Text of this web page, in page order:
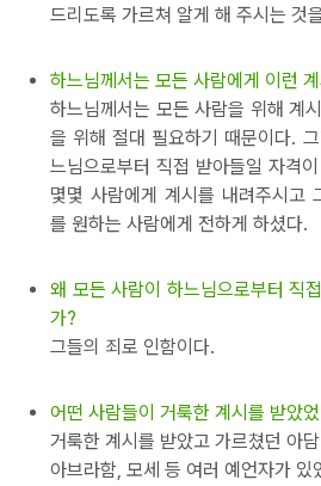
드리도록 가르쳐 알게 해 주시는 것
하느님께서는 모든 사람에게 이런
하느님께서는 모든 사람을 위해 계
을 위해 절대 필요하기 때문이다.
느님으로부터 직접 받아들일 자격
몇몇 사람에게 계시를 내려주시고
를 원하는 사람에게 전하게 하셨다.
왜 모든 사람이 하느님으로부터 직
가?
그들의 죄로 인함이다.
어떤 사람들이 거룩한 계시를 받았
거룩한 계시를 받았고 가르쳤던 아
아브라함, 모세 등 여러 예언자가